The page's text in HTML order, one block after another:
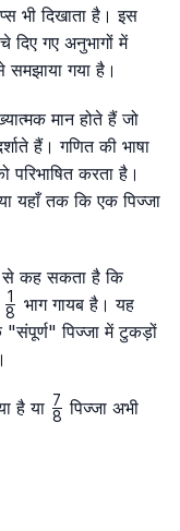
भी दिखाता है। इस
दिए गए अनुभागों में
गया है।
मान होते हैं जो
हैं। गणित की भाषा
करता है।
यहाँ तक कि एक पिज्जा
से कह सकता है कि
\frac{1}
{8}
8
1
भाग गायब है। यह
पिज्जा में टुकड़ों
है या \frac{7}
8
7 पिज्जा अभी